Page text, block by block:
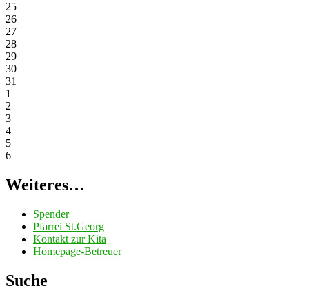
25
26
27
28
29
30
31
1
2
3
4
5
6
Weiteres…
Spender
Pfarrei St.Georg
Kontakt zur Kita
Homepage-Betreuer
Suche